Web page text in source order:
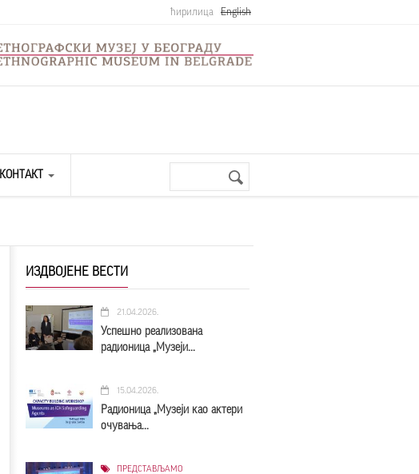
ћирилица English
КОНТАКТ
ИЗДВОЈЕНЕ ВЕСТИ
21.04.2026.
Успешно реализована
радионица „Музеји...
15.04.2026.
Радионица „Музеји као актери
очувања...
ПРЕДСТАВЉАМО